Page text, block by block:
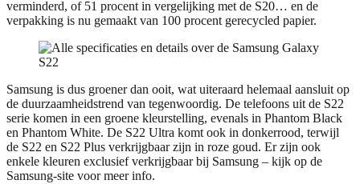
verminderd, of 51 procent in vergelijking met de S20… en de
verpakking is nu gemaakt van 100 procent gerecycled papier.
Samsung is dus groener dan ooit, wat uiteraard helemaal aansluit op
de duurzaamheidstrend van tegenwoordig. De telefoons uit de S22
serie komen in een groene kleurstelling, evenals in Phantom Black
en Phantom White. De S22 Ultra komt ook in donkerrood, terwijl
de S22 en S22 Plus verkrijgbaar zijn in roze goud. Er zijn ook
enkele kleuren exclusief verkrijgbaar bij Samsung – kijk op de
Samsung-site voor meer info.